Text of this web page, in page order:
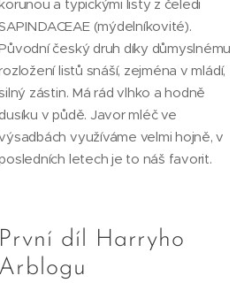
a typickými listy z čeledi
(mýdelníkovité).
český druh díky důmyslnému
listů snáší, zejména v mládí,
zástin. Má rád vlhko a hodně
dusíku v půdě. Javor mléč ve
využíváme velmi hojně, v
letech je to náš favorit.
První díl Harryho
Arblogu